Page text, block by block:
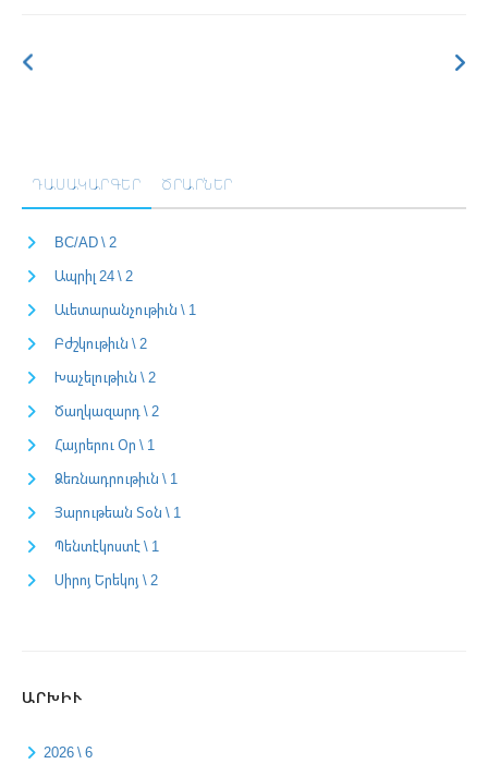
ԴԱՍԱԿԱՐԳԵՐ ԾՐԱՐՆԵՐ
BC/AD \ 2
Ապրիլ 24 \ 2
Աւետարանչութիւն \ 1
Բժշկութիւն \ 2
Խաչելութիւն \ 2
Ծաղկազարդ \ 2
Հայրերու Օր \ 1
Ձեռնադրութիւն \ 1
Յարութեան Տօն \ 1
Պենտէկոստէ \ 1
Սիրոյ Երեկոյ \ 2
ԱՐԽԻՒ
2026 \ 6